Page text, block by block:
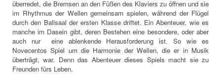
überredet, die Bremsen an den Füßen des Klaviers zu öffnen und sie
im Rhythmus der Wellen gemeinsam spielen, während der Flügel
durch den Ballsaal der ersten Klasse driftet. Ein Abenteuer, wie es
manche im Dasein gibt, deren Bestehen eine besondere, oder aber
auch nur eine ablenkende Herausforderung ist. So wie es
Novecentos Spiel um die Harmonie der Wellen, die er in Musik
überträgt, war. Denn das Abenteuer dieses Spiels macht sie zu
Freunden fürs Leben.